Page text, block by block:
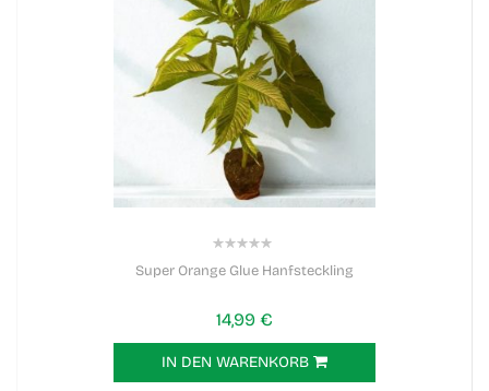
Super Orange Glue Hanfsteckling
14,99 €
IN DEN WARENKORB